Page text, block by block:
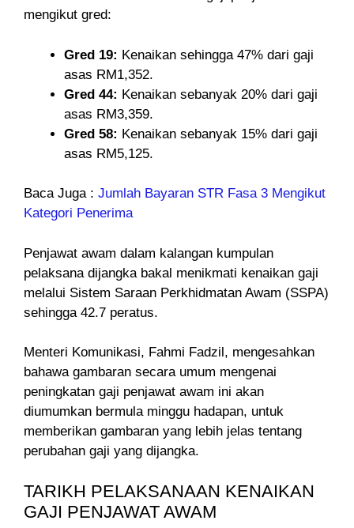
mengikut gred:
Gred 19: Kenaikan sehingga 47% dari gaji
asas RM1,352.
Gred 44: Kenaikan sebanyak 20% dari gaji
asas RM3,359.
Gred 58: Kenaikan sebanyak 15% dari gaji
asas RM5,125.
Baca Juga : Jumlah Bayaran STR Fasa 3 Mengikut
Kategori Penerima
Penjawat awam dalam kalangan kumpulan
pelaksana dijangka bakal menikmati kenaikan gaji
melalui Sistem Saraan Perkhidmatan Awam (SSPA)
sehingga 42.7 peratus.
Menteri Komunikasi, Fahmi Fadzil, mengesahkan
bahawa gambaran secara umum mengenai
peningkatan gaji penjawat awam ini akan
diumumkan bermula minggu hadapan, untuk
memberikan gambaran yang lebih jelas tentang
perubahan gaji yang dijangka.
TARIKH PELAKSANAAN KENAIKAN
GAJI PENJAWAT AWAM